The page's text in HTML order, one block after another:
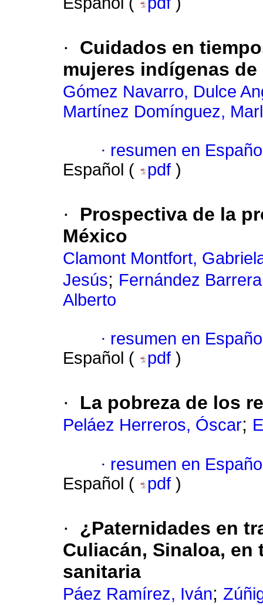
·
Cuidados en
mujeres indígenas de
Gómez Navarro, Dulce
Martínez Domínguez,
· resumen en
Español (
pdf )
·
Prospectiva de la
México
Clamont Montfort,
Jesús; Fernández
Alberto
· resumen en
Español (
pdf )
· La pobreza de los
Peláez Herreros, Óscar;
· resumen en
Español (
pdf )
·
¿Paternidades en
Culiacán, Sinaloa,
sanitaria
Páez Ramírez, Iván;